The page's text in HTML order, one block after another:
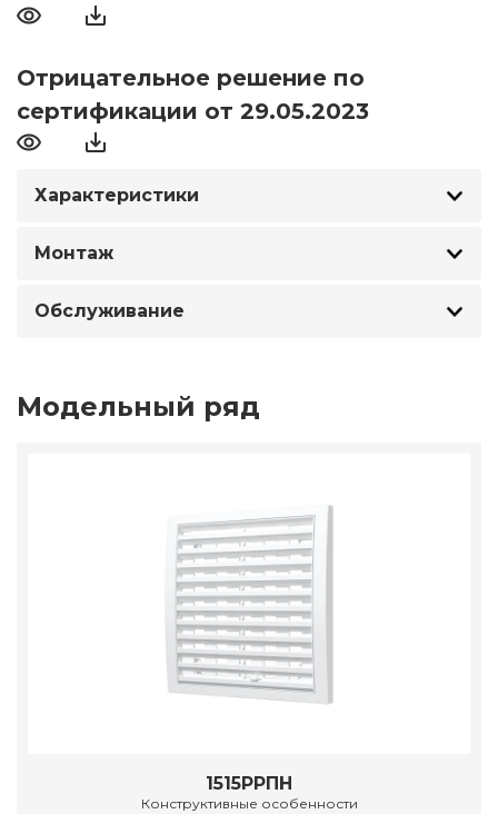
Отрицательное решение по
сертификации от 29.05.2023
Характеристики
Монтаж
Обслуживание
Модельный ряд
1515РРПН
Конструктивные особенности